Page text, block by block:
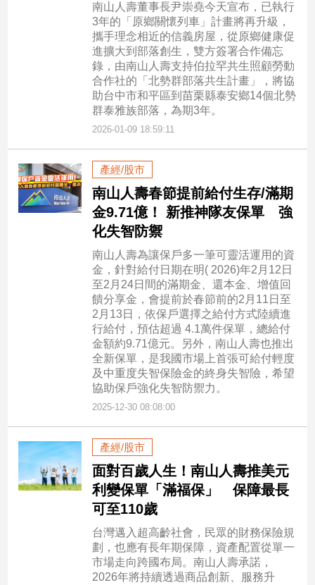
南山人壽董事長尹崇堯今天宣布，已執行
3年的「原鄉關懷列車」計畫將再升級，
攜手理念相近的信義房屋，從原鄉健康促
進擴大到部落創生，雙方簽署合作備忘
錄，由南山人壽支持伯拉罕共生照顧勞動
合作社的「北勢群部落共生計畫」，將協
助台中市和平區到苗栗縣泰安鄉14個北勢
群泰雅族部落，為期3年。
2026-01-09 18:59:11
產經/股市
南山人壽春節提前給付生存/滿期
金9.71億！ 新推神隊友保單 強
化失智防禦
南山人壽為讓保戶多一筆可靈活運用的資
金，針對給付日期在明( 2026)年2月12日
至2月24日間的滿期金、還本金、增值回
饋分享金，會提前於春節前的2月11日至
2月13日，依保戶選擇之給付方式陸續進
行給付，預估超過 4.1萬件保單，總給付
金額約9.71億元。另外，南山人壽也推出
全新保單，是我國市場上首張可給付輕度
及中重度失智保險金的終身失智險，希望
協助保戶強化失智防禦力。
2025-12-30 08:08:00
產經/股市
面對百歲人生！南山人壽推美元
利變保單「滿福保」 保障最長
可至110歲
台灣邁入超高齡社會，民眾的財務保險規
劃，也應有長年期保障，資產配置從單一
市場走向跨國布局。南山人壽承諾，
2026年將持續透過商品創新、服務升